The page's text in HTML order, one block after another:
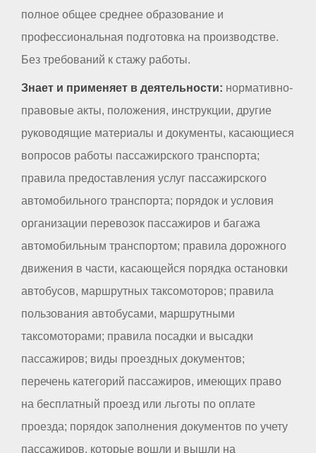
полное общее среднее образование и
профессиональная подготовка на производстве.
Без требований к стажу работы.
Знает и применяет в деятельности: нормативно-
правовые акты, положения, инструкции, другие
руководящие материалы и документы, касающиеся
вопросов работы пассажирского транспорта;
правила предоставления услуг пассажирского
автомобильного транспорта; порядок и условия
организации перевозок пассажиров и багажа
автомобильным транспортом; правила дорожного
движения в части, касающейся порядка остановки
автобусов, маршрутных таксомоторов; правила
пользования автобусами, маршрутными
таксомоторами; правила посадки и высадки
пассажиров; виды проездных документов;
перечень категорий пассажиров, имеющих право
на бесплатный проезд или льготы по оплате
проезда; порядок заполнения документов по учету
пассажиров, которые вошли и вышли на